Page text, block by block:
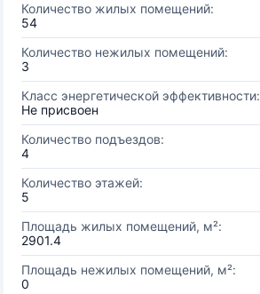
Количество жилых помещений:
54
Количество нежилых помещений:
3
Класс энергетической эффективности:
Не присвоен
Количество подъездов:
4
Количество этажей:
5
Площадь жилых помещений, м²:
2901.4
Площадь нежилых помещений, м²:
0